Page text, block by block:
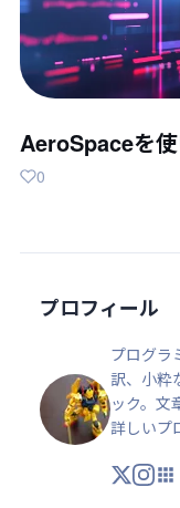
AeroSpaceを
0
プロフィール
プログラ
訳、小粋
ック。文
詳しいプ
X